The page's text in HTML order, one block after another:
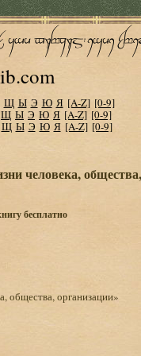
Щ Ы Э Ю Я [A-Z] [0-9]
Щ Ы Э Ю Я [A-Z] [0-9]
Щ Ы Э Ю Я [A-Z] [0-9]
человека,
бесплатно
общества, организации»